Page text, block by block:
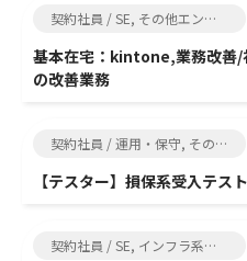
契約社員 / SE, その他エンジニア関連
基本在宅：kintone,業務改善/
の改善業務
契約社員 / 運用・保守, その他エンジニア関連
【テスター】損保系受入テス
契約社員 / SE, インフラ系エンジニア